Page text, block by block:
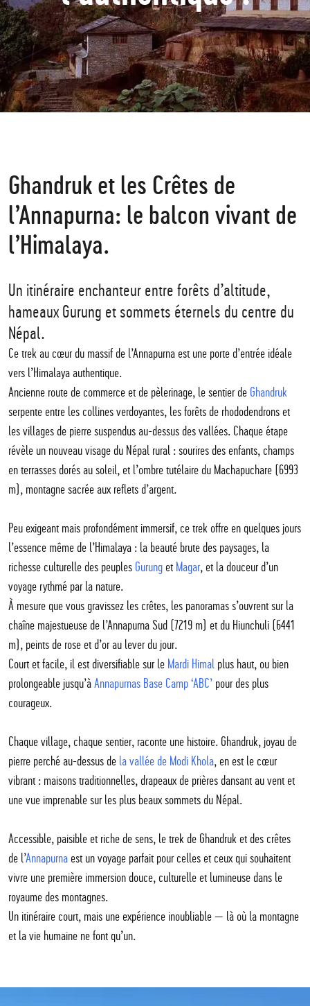
Ghandruk et les Crêtes de
l’Annapurna: le balcon vivant de
l’Himalaya.
Un itinéraire enchanteur entre forêts d’altitude,
hameaux Gurung et sommets éternels du centre du
Népal.
Ce trek au cœur du massif de l’Annapurna est une porte d’entrée idéale
vers l’Himalaya authentique.
Ancienne route de commerce et de pèlerinage, le sentier de Ghandruk
serpente entre les collines verdoyantes, les forêts de rhododendrons et
les villages de pierre suspendus au-dessus des vallées. Chaque étape
révèle un nouveau visage du Népal rural : sourires des enfants, champs
en terrasses dorés au soleil, et l’ombre tutélaire du Machapuchare (6993
m), montagne sacrée aux reflets d’argent.
Peu exigeant mais profondément immersif, ce trek offre en quelques jours
l’essence même de l’Himalaya : la beauté brute des paysages, la
richesse culturelle des peuples Gurung et Magar, et la douceur d’un
voyage rythmé par la nature.
À mesure que vous gravissez les crêtes, les panoramas s’ouvrent sur la
chaîne majestueuse de l’Annapurna Sud (7219 m) et du Hiunchuli (6441
m), peints de rose et d’or au lever du jour.
Court et facile, il est diversifiable sur le Mardi Himal plus haut, ou bien
prolongeable jusqu’àAnnapurnas Base Camp ‘ABC’ pour des plus
courageux.
Chaque village, chaque sentier, raconte une histoire. Ghandruk, joyau de
pierre perché au-dessus de la vallée de Modi Khola, en est le cœur
vibrant : maisons traditionnelles, drapeaux de prières dansant au vent et
une vue imprenable sur les plus beaux sommets du Népal.
Accessible, paisible et riche de sens, le trek de Ghandruk et des crêtes
de l’Annapurna est un voyage parfait pour celles et ceux qui souhaitent
vivre une première immersion douce, culturelle et lumineuse dans le
royaume des montagnes.
Un itinéraire court, mais une expérience inoubliable — là où la montagne
et la vie humaine ne font qu’un.